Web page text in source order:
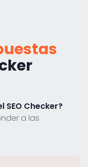
SEO Checker?
a las